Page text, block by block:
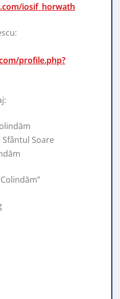
iosif_horwath
profile.php?
Sfântul Soare